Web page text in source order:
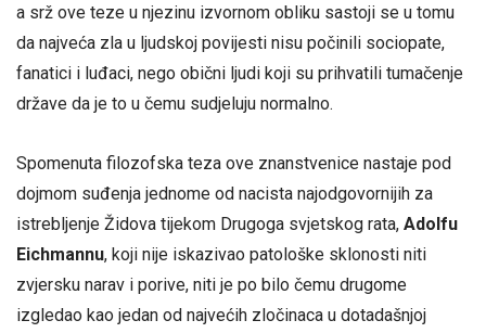
a srž ove teze u njezinu izvornom obliku sastoji se u tomu
da najveća zla u ljudskoj povijesti nisu počinili sociopate,
fanatici i luđaci, nego obični ljudi koji su prihvatili tumačenje
države da je to u čemu sudjeluju normalno.
Spomenuta filozofska teza ove znanstvenice nastaje pod
dojmom suđenja jednome od nacista najodgovornijih za
istrebljenje Židova tijekom Drugoga svjetskog rata, Adolfu
Eichmannu, koji nije iskazivao patološke sklonosti niti
zvjersku narav i porive, niti je po bilo čemu drugome
izgledao kao jedan od najvećih zločinaca u dotadašnjoj